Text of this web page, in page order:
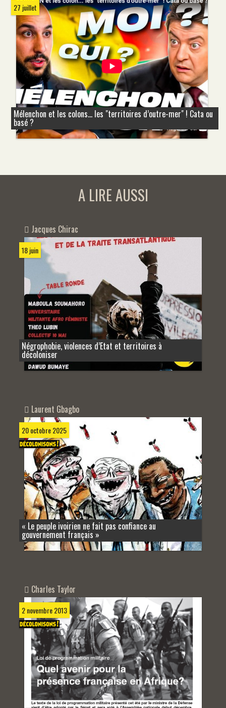
27 juillet
Mélenchon et les colons... les "territoires d’outre-mer" ! Cata ou
basé ?
A LIRE AUSSI
Jacques Chirac
18 juin
Négrophobie, violences d’Etat et territoires à
décoloniser
Laurent Gbagbo
20 octobre 2025
« Le peuple ivoirien ne fait pas confiance au
gouvernement français »
Charles Taylor
2 novembre 2013